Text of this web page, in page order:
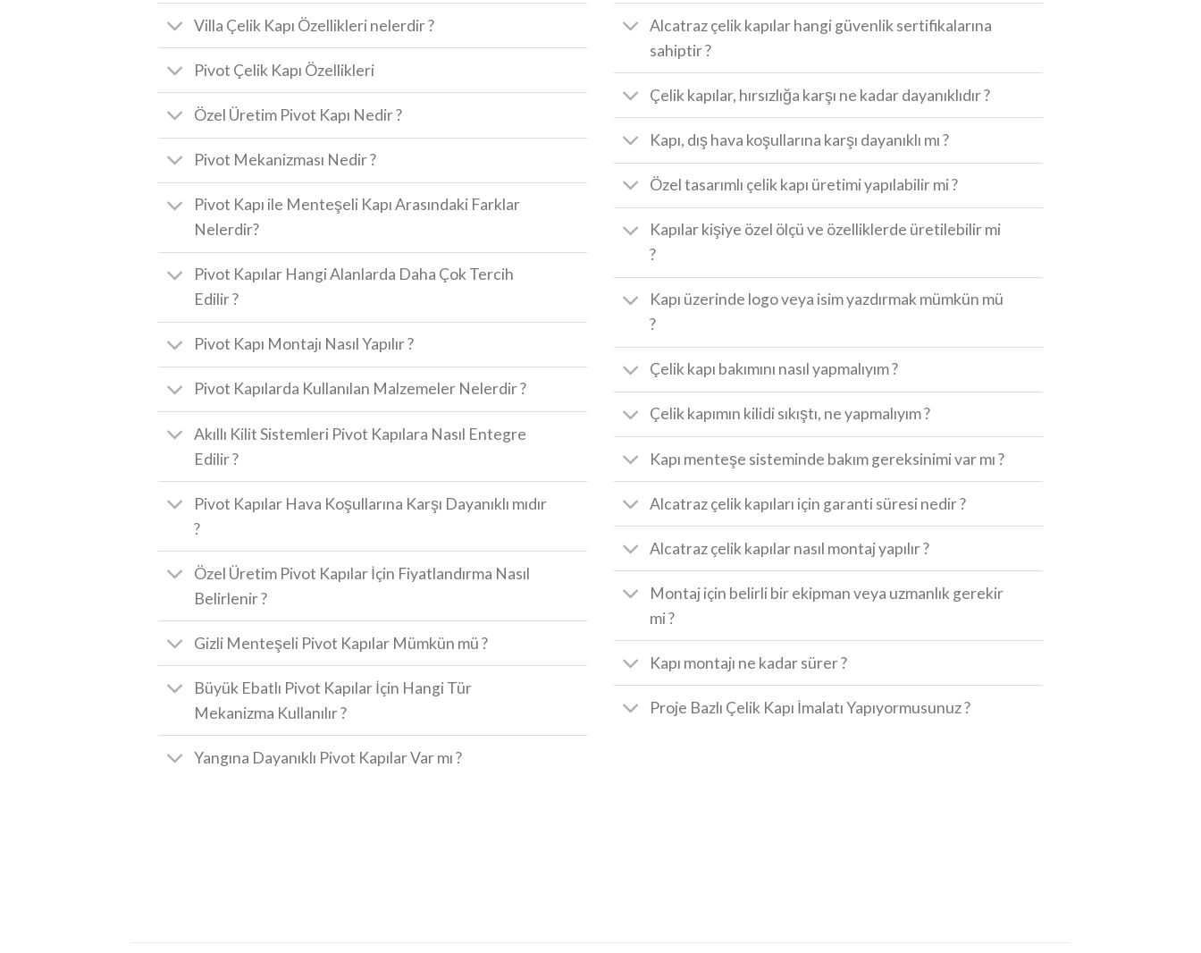
Villa Çelik Kapı Özellikleri nelerdir ?
Pivot Çelik Kapı Özellikleri
Özel Üretim Pivot Kapı Nedir ?
Pivot Mekanizması Nedir ?
Pivot Kapı ile Menteşeli Kapı Arasındaki Farklar
Nelerdir?
Pivot Kapılar Hangi Alanlarda Daha Çok Tercih
Edilir ?
Pivot Kapı Montajı Nasıl Yapılır ?
Pivot Kapılarda Kullanılan Malzemeler Nelerdir ?
Akıllı Kilit Sistemleri Pivot Kapılara Nasıl Entegre
Edilir ?
Pivot Kapılar Hava Koşullarına Karşı Dayanıklı mıdır
?
Özel Üretim Pivot Kapılar İçin Fiyatlandırma Nasıl
Belirlenir ?
Gizli Menteşeli Pivot Kapılar Mümkün mü ?
Büyük Ebatlı Pivot Kapılar İçin Hangi Tür
Mekanizma Kullanılır ?
Yangına Dayanıklı Pivot Kapılar Var mı ?
Alcatraz çelik kapılar hangi güvenlik sertifikalarına
sahiptir ?
Çelik kapılar, hırsızlığa karşı ne kadar dayanıklıdır ?
Kapı, dış hava koşullarına karşı dayanıklı mı ?
Özel tasarımlı çelik kapı üretimi yapılabilir mi ?
Kapılar kişiye özel ölçü ve özelliklerde üretilebilir mi
?
Kapı üzerinde logo veya isim yazdırmak mümkün mü
?
Çelik kapı bakımını nasıl yapmalıyım ?
Çelik kapımın kilidi sıkıştı, ne yapmalıyım ?
Kapı menteşe sisteminde bakım gereksinimi var mı ?
Alcatraz çelik kapıları için garanti süresi nedir ?
Alcatraz çelik kapılar nasıl montaj yapılır ?
Montaj için belirli bir ekipman veya uzmanlık gerekir
mi ?
Kapı montajı ne kadar sürer ?
Proje Bazlı Çelik Kapı İmalatı Yapıyormusunuz ?